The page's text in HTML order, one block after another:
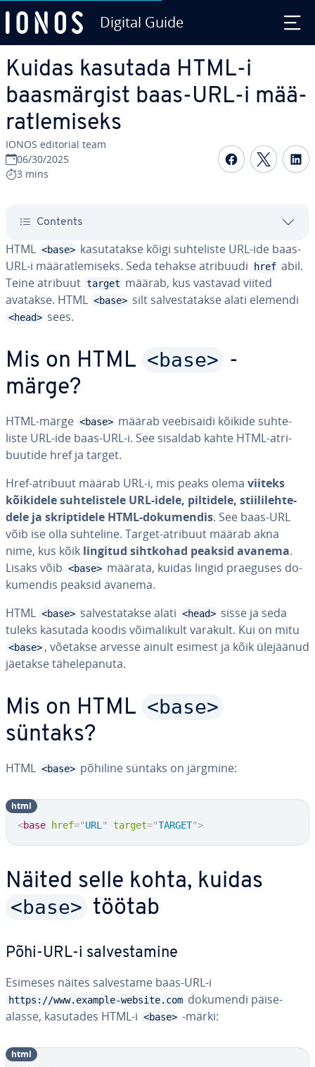
Digital Guide
Kuidas kasutada HTML-i
baas­mär­gist baas-URL-i mää­
rat­le­miseks
IONOS editorial team
06/30/2025
3 mins
Share on
Contents
HTML <base> ka­su­ta­takse kõigi suh­te­liste URL-ide baas-
URL-i mää­rat­le­miseks. Seda tehakse atribuudi
href abil.
Teine atribuut target määrab, kus vastavad viited
avatakse. HTML <base> silt sal­ves­ta­takse alati elemendi
<head> sees.
Mis on HTML <base> -
märge?
HTML-märge <base> määrab vee­bi­saidi kõikide suh­te­
liste URL-ide baas-URL-i. See sisaldab kahte HTML-at­ri­
buu­tide href ja target.
Href-atribuut määrab URL-i, mis peaks olema viiteks
kõikidele suh­te­lis­tele URL-idele, piltidele, stii­li­leh­te­
dele ja skrip­ti­dele HTML-do­ku­men­dis. See baas-URL
võib ise olla suhteline. Target-atribuut määrab akna
nime, kus kõik lingitud sihtkohad peaksid avanema.
Lisaks võib <base> määrata, kuidas lingid praeguses do­
ku­men­dis peaksid avanema.
HTML <base> sal­ves­ta­takse alati <head> sisse ja seda
tuleks kasutada koodis või­ma­li­kult varakult. Kui on mitu
<base> , võetakse arvesse ainult esimest ja kõik ülejäänud
jäetakse tä­he­le­pa­nuta.
Mis on HTML <base>
süntaks?
HTML <base> põhiline süntaks on järgmine:
<base href="URL " target="TARGET">
html
Näited selle kohta, kuidas
<base> töötab
Põhi-URL-i sal­ves­ta­mine
Esimeses näites sal­ves­tame baas-URL-i
https://www.example-website.com dokumendi päise­
alasse, kasutades HTML-i <base> -märki:
html